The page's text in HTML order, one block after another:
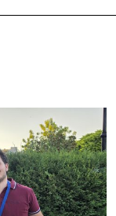
Κατανοώντας